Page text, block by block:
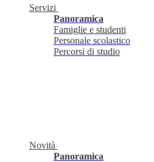
Servizi
Panoramica
Famiglie e studenti
Personale scolastico
Percorsi di studio
Novità
Panoramica